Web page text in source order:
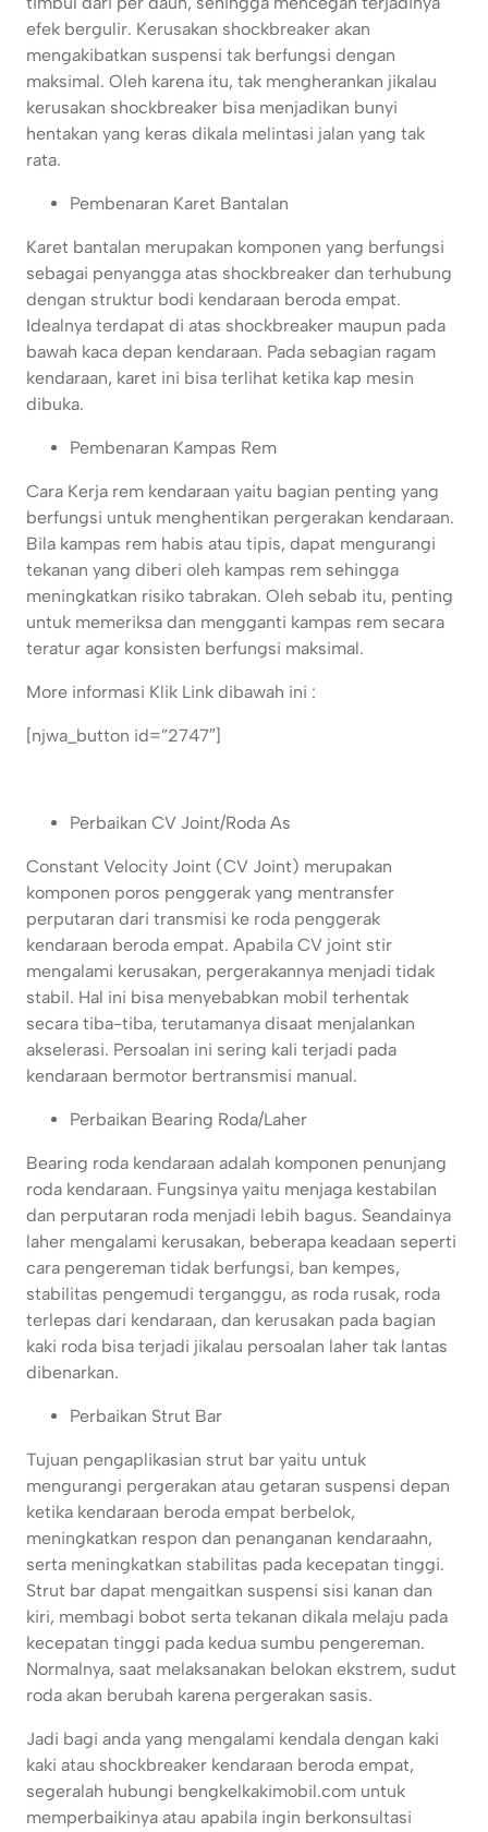
efek bergulir. Kerusakan shockbreaker akan
mengakibatkan suspensi tak berfungsi dengan
maksimal. Oleh karena itu, tak mengherankan jikalau
kerusakan shockbreaker bisa menjadikan bunyi
hentakan yang keras dikala melintasi jalan yang tak
rata.
Pembenaran Karet Bantalan
Karet bantalan merupakan komponen yang berfungsi
sebagai penyangga atas shockbreaker dan terhubung
dengan struktur bodi kendaraan beroda empat.
Idealnya terdapat di atas shockbreaker maupun pada
bawah kaca depan kendaraan. Pada sebagian ragam
kendaraan, karet ini bisa terlihat ketika kap mesin
dibuka.
Pembenaran Kampas Rem
Cara Kerja rem kendaraan yaitu bagian penting yang
berfungsi untuk menghentikan pergerakan kendaraan.
Bila kampas rem habis atau tipis, dapat mengurangi
tekanan yang diberi oleh kampas rem sehingga
meningkatkan risiko tabrakan. Oleh sebab itu, penting
untuk memeriksa dan mengganti kampas rem secara
teratur agar konsisten berfungsi maksimal.
More informasi Klik Link dibawah ini :
[njwa_button id=”2747″]
Perbaikan CV Joint/Roda As
Constant Velocity Joint (CV Joint) merupakan
komponen poros penggerak yang mentransfer
perputaran dari transmisi ke roda penggerak
kendaraan beroda empat. Apabila CV joint stir
mengalami kerusakan, pergerakannya menjadi tidak
stabil. Hal ini bisa menyebabkan mobil terhentak
secara tiba-tiba, terutamanya disaat menjalankan
akselerasi. Persoalan ini sering kali terjadi pada
kendaraan bermotor bertransmisi manual.
Perbaikan Bearing Roda/Laher
Bearing roda kendaraan adalah komponen penunjang
roda kendaraan. Fungsinya yaitu menjaga kestabilan
dan perputaran roda menjadi lebih bagus. Seandainya
laher mengalami kerusakan, beberapa keadaan seperti
cara pengereman tidak berfungsi, ban kempes,
stabilitas pengemudi terganggu, as roda rusak, roda
terlepas dari kendaraan, dan kerusakan pada bagian
kaki roda bisa terjadi jikalau persoalan laher tak lantas
dibenarkan.
Perbaikan Strut Bar
Tujuan pengaplikasian strut bar yaitu untuk
mengurangi pergerakan atau getaran suspensi depan
ketika kendaraan beroda empat berbelok,
meningkatkan respon dan penanganan kendaraahn,
serta meningkatkan stabilitas pada kecepatan tinggi.
Strut bar dapat mengaitkan suspensi sisi kanan dan
kiri, membagi bobot serta tekanan dikala melaju pada
kecepatan tinggi pada kedua sumbu pengereman.
Normalnya, saat melaksanakan belokan ekstrem, sudut
roda akan berubah karena pergerakan sasis.
Jadi bagi anda yang mengalami kendala dengan kaki
kaki atau shockbreaker kendaraan beroda empat,
segeralah hubungi bengkelkakimobil.com untuk
memperbaikinya atau apabila ingin berkonsultasi